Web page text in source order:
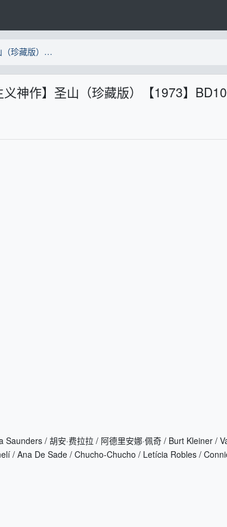
速存【豆瓣8.6分影史大耻D超现实主义神作】圣山（珍藏版）【1973】BD1080P [中文字幕] [8.8G]
神作】圣山（珍藏版）【1973】
/ 胡安·费拉拉 / 阿德里安娜·佩奇 / Burt Kleiner /
/ Ana De Sade / Chucho-Chucho / Letícia Robles /
/ 赫克托・奥尔特加 / 阿丽尔·朵巴丝勒 / Manuel